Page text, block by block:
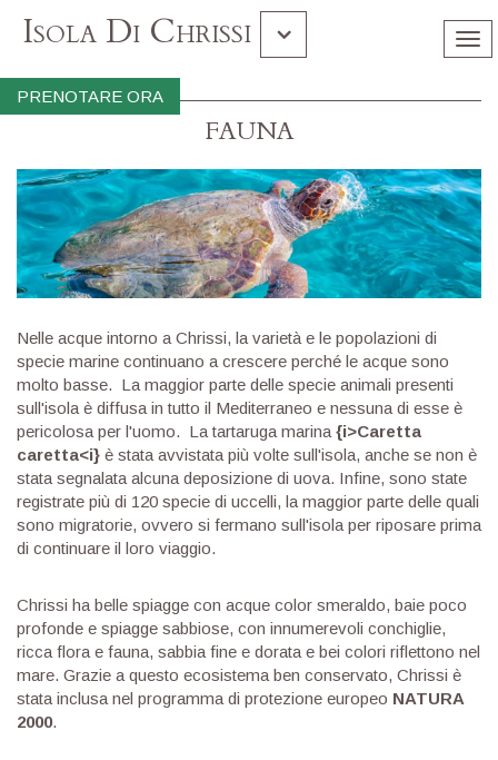
PRENOTARE ORA
Isola Di Chrissi
Gramvousa Balos
FAUNA
​Nelle acque intorno a Chrissi, la varietà e le popolazioni di
specie marine continuano a crescere perché le acque sono
molto basse. La maggior parte delle specie animali presenti
sull'isola è diffusa in tutto il Mediterraneo e nessuna di esse è
pericolosa per l'uomo. La tartaruga marina {i>Caretta
caretta<i} è stata avvistata più volte sull'isola, anche se non è
stata segnalata alcuna deposizione di uova. Infine, sono state
registrate più di 120 specie di uccelli, la maggior parte delle quali
sono migratorie, ovvero si fermano sull'isola per riposare prima
di continuare il loro viaggio.
Chrissi ha belle spiagge con acque color smeraldo, baie poco
profonde e spiagge sabbiose, con innumerevoli conchiglie,
ricca flora e fauna, sabbia fine e dorata e bei colori riflettono nel
mare. Grazie a questo ecosistema ben conservato, Chrissi è
stata inclusa nel programma di protezione europeo NATURA
2000.